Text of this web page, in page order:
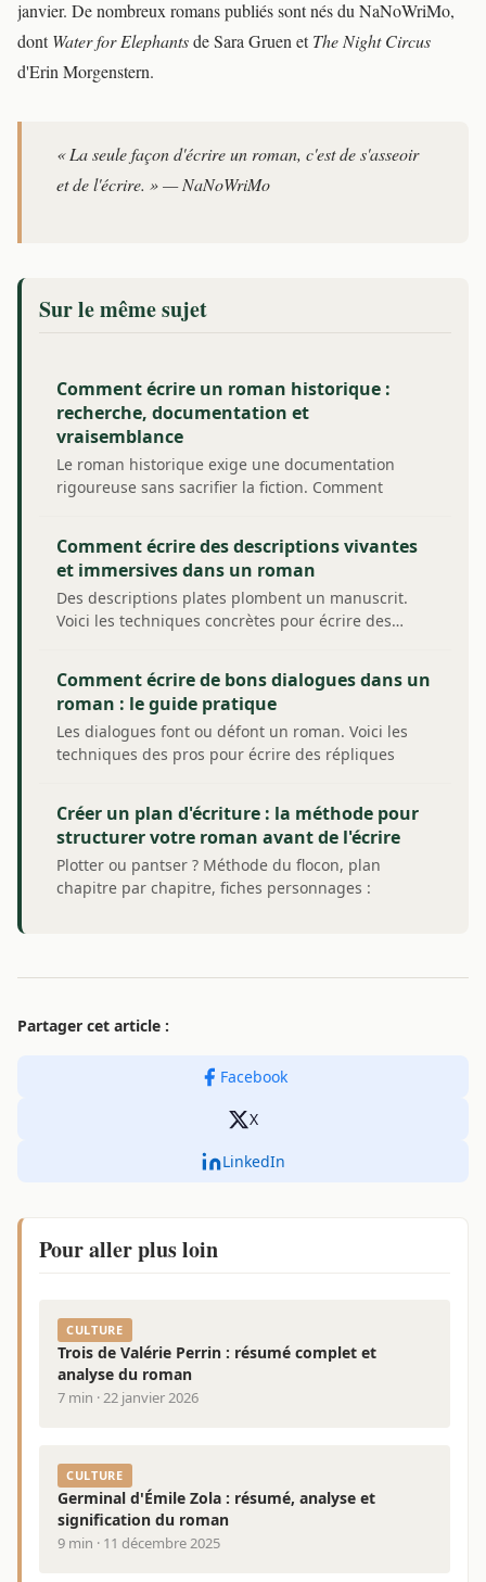
janvier. De nombreux romans publiés sont nés du NaNoWriMo,
dontWater for Elephantsde Sara Gruen etThe Night Circus
d'Erin Morgenstern.
« La seule façon d'écrire un roman, c'est de s'asseoir
et de l'écrire. » — NaNoWriMo
Sur le même sujet
Comment écrire un roman historique :
recherche, documentation et
vraisemblance
Le roman historique exige une documentation
rigoureuse sans sacrifier la fiction. Comment
Comment écrire des descriptions vivantes
et immersives dans un roman
Des descriptions plates plombent un manuscrit.
Voici les techniques concrètes pour écrire des…
Comment écrire de bons dialogues dans un
roman : le guide pratique
Les dialogues font ou défont un roman. Voici les
techniques des pros pour écrire des répliques
Créer un plan d'écriture : la méthode pour
structurer votre roman avant de l'écrire
Plotter ou pantser ? Méthode du flocon, plan
chapitre par chapitre, fiches personnages :
Partager cet article :
Facebook
X
LinkedIn
Pour aller plus loin
CULTURE
Trois de Valérie Perrin : résumé complet et
analyse du roman
7 min · 22 janvier 2026
CULTURE
Germinal d'Émile Zola : résumé, analyse et
signification du roman
9 min · 11 décembre 2025